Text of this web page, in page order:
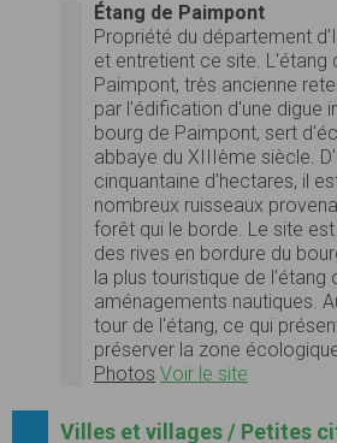
Étang de Paimpont
Propriété du département
et entretient ce site. L'étang
Paimpont, très ancienne
par l'édification d'une digue
bourg de Paimpont, sert
abbaye du XIIIème siècle.
cinquantaine d'hectares, il
nombreux ruisseaux
forêt qui le borde. Le site
des rives en bordure du
la plus touristique de l'étang
aménagements nautiques.
tour de l'étang, ce qui
préserver la zone
Photos Voir le site
Villes et villages / Petites